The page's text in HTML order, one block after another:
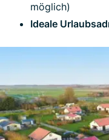
möglich)
Ideale